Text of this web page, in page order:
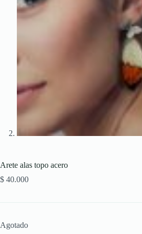
Arete alas topo acero
$ 40.000
Agotado